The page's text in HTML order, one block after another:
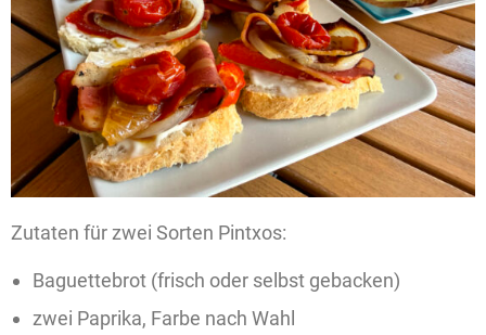
Zutaten für zwei Sorten Pintxos:
Baguettebrot (frisch oder selbst gebacken)
zwei Paprika, Farbe nach Wahl